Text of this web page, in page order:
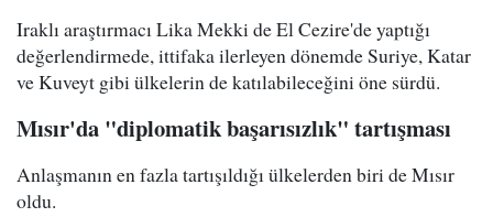
Iraklı araştırmacı Lika Mekki de El Cezire'de yaptığı
değerlendirmede, ittifaka ilerleyen dönemde Suriye, Katar
ve Kuveyt gibi ülkelerin de katılabileceğini öne sürdü.
Mısır'da "diplomatik başarısızlık" tartışması
Anlaşmanın en fazla tartışıldığı ülkelerden biri de Mısır
oldu.